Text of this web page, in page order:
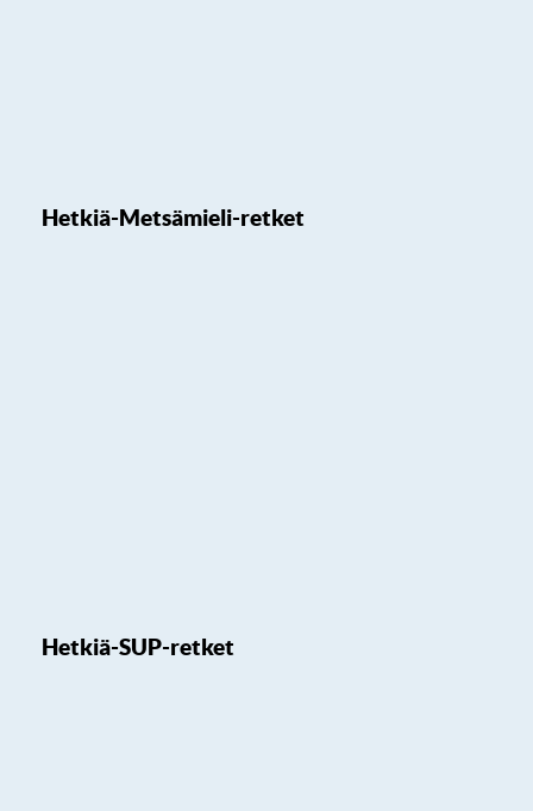
Hetkiä-Metsämieli-retket
Hetkiä-SUP-retket